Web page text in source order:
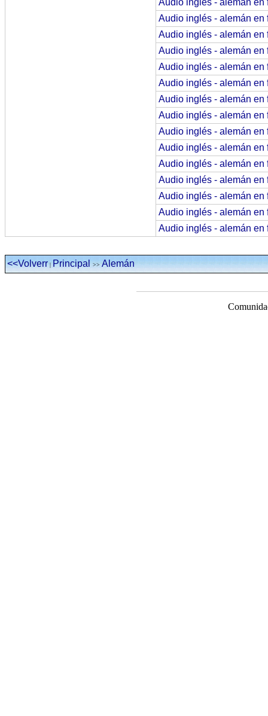
Audio inglés - alemán en
Audio inglés - alemán en
Audio inglés - alemán en
Audio inglés - alemán en
Audio inglés - alemán en
Audio inglés - alemán en
Audio inglés - alemán en
Audio inglés - alemán en
Audio inglés - alemán en
Audio inglés - alemán en
Audio inglés - alemán en
Audio inglés - alemán en
Audio inglés - alemán en
Audio inglés - alemán en
Audio inglés - alemán en
<<Volverr|Principal >>Alemán